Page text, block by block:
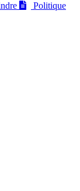
Politique